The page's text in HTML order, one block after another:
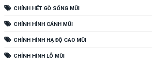
CHỈNH HẾT GỒ SỐNG MŨI
CHỈNH HÌNH CÁNH MŨI
CHỈNH HÌNH HẠ ĐỘ CAO MŨI
CHỈNH HÌNH LỖ MŨI